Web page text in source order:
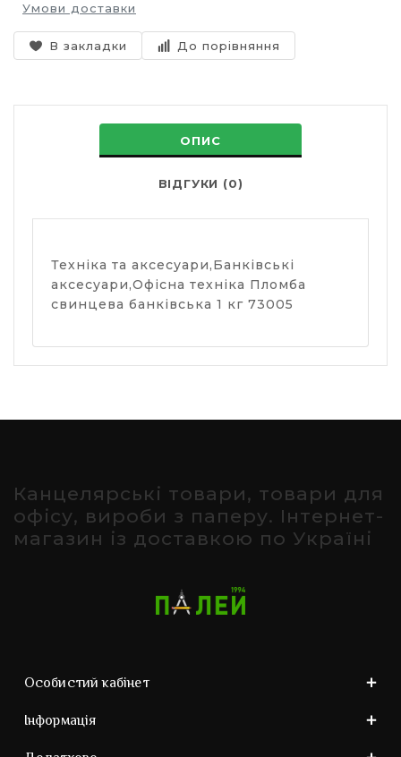
Умови доставки
В закладки До порівняння
ОПИС
ВІДГУКИ (0)
Техніка та аксесуари,Банківські
аксесуари,Офісна техніка Пломба
свинцева банківська 1 кг 73005
Канцелярські товари, товари для
офісу, вироби з паперу. Інтернет-
магазин із доставкою по Україні
Особистий кабінет
Інформація